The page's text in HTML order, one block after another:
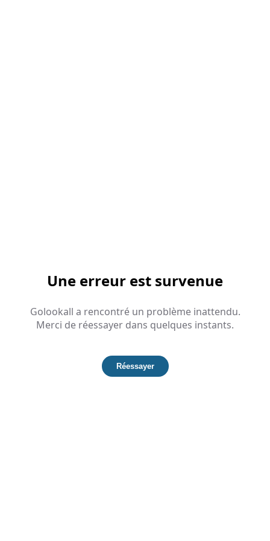
Une erreur est survenue
Golookall a rencontré un problème inattendu.
Merci de réessayer dans quelques instants.
Réessayer